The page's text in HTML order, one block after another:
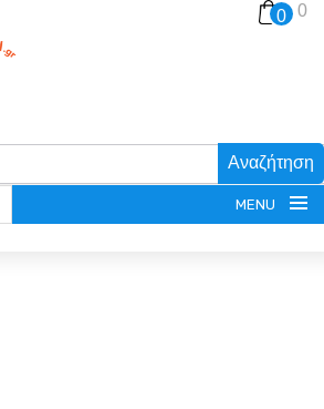
Αναζήτηση
0 0
MENU